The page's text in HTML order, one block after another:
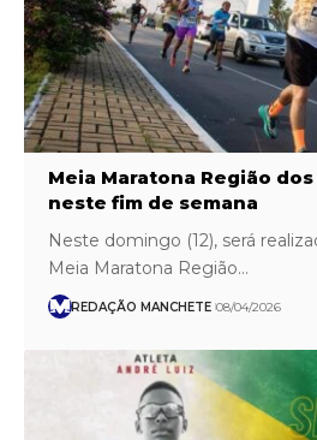
Meia Maratona Região
neste fim de semana
Neste domingo (12), será
Meia Maratona Região…
REDAÇÃO MANCHETE 08/04/2026